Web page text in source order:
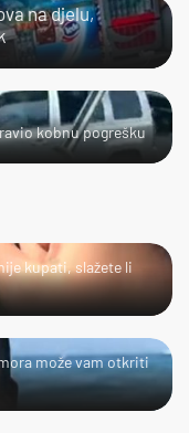
na djelu,
kobnu pogrešku
kupati, slažete li
može vam otkriti